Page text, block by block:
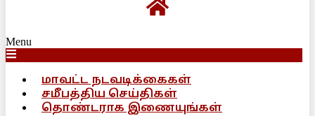
Menu
மாவட்ட நடவடிக்கைகள்
சமீபத்திய செய்திகள்
தொண்டராக இணையுங்கள்